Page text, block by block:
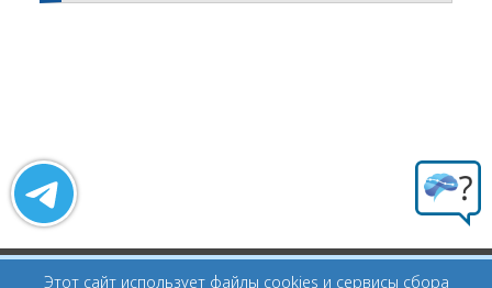
© 2004 — 2026
Этот сайт использует файлы cookies и сервисы сбора